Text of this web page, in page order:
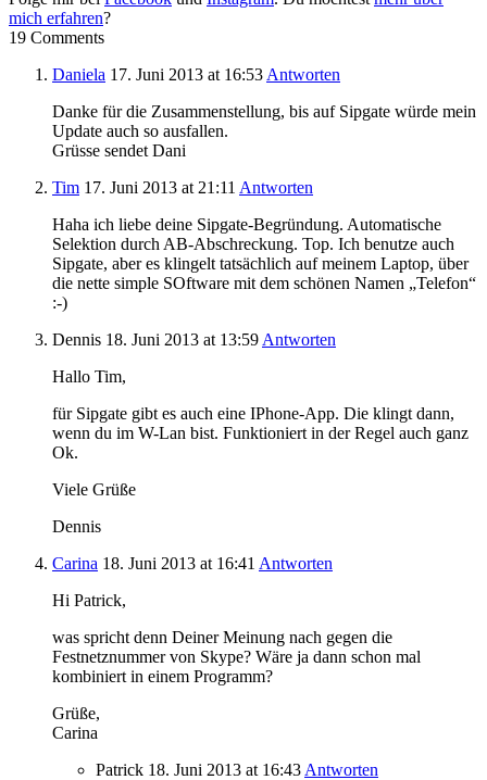
mich erfahren?
19 Comments
Daniela 17. Juni 2013 at 16:53 Antworten
Danke für die Zusammenstellung, bis auf Sipgate würde mein
Update auch so ausfallen.
Grüsse sendet Dani
Tim 17. Juni 2013 at 21:11 Antworten
Haha ich liebe deine Sipgate-Begründung. Automatische
Selektion durch AB-Abschreckung. Top. Ich benutze auch
Sipgate, aber es klingelt tatsächlich auf meinem Laptop, über
die nette simple SOftware mit dem schönen Namen „Telefon“
:-)
Dennis 18. Juni 2013 at 13:59 Antworten
Hallo Tim,
für Sipgate gibt es auch eine IPhone-App. Die klingt dann,
wenn du im W-Lan bist. Funktioniert in der Regel auch ganz
Ok.
Viele Grüße
Dennis
Carina 18. Juni 2013 at 16:41 Antworten
Hi Patrick,
was spricht denn Deiner Meinung nach gegen die
Festnetznummer von Skype? Wäre ja dann schon mal
kombiniert in einem Programm?
Grüße,
Carina
Patrick 18. Juni 2013 at 16:43 Antworten